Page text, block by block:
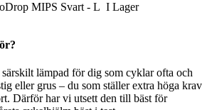
MIPS Svart - L I Lager
lämpad för dig som cyklar ofta och
eller grus – du som ställer extra höga krav
Därför har vi utsett den till bäst för